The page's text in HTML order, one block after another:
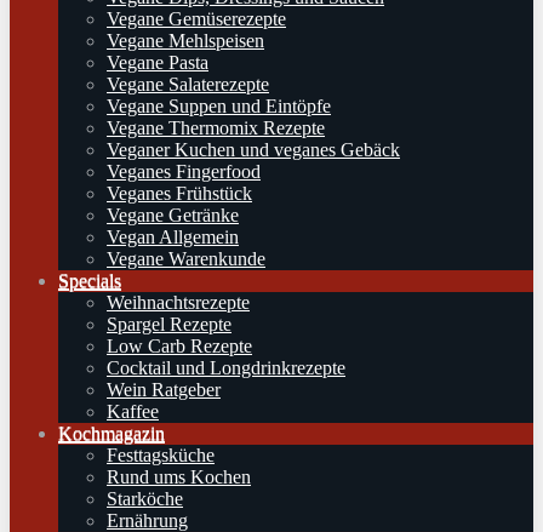
Vegane Gemüserezepte
Vegane Mehlspeisen
Vegane Pasta
Vegane Salaterezepte
Vegane Suppen und Eintöpfe
Vegane Thermomix Rezepte
Veganer Kuchen und veganes Gebäck
Veganes Fingerfood
Veganes Frühstück
Vegane Getränke
Vegan Allgemein
Vegane Warenkunde
Specials
Weihnachtsrezepte
Spargel Rezepte
Low Carb Rezepte
Cocktail und Longdrinkrezepte
Wein Ratgeber
Kaffee
Kochmagazin
Festtagsküche
Rund ums Kochen
Starköche
Ernährung